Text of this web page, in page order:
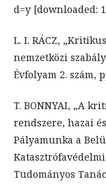
d=y [downloaded:
L. I. RÁCZ,
nemzetközi
Évfolyam 2. szám,
T. BONNYAI, „A
rendszere, hazai
Pályamunka a
Tudományos